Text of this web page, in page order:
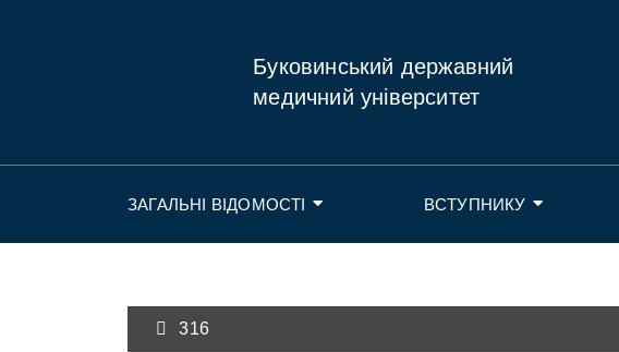
Буковинський державний
медичний університет
ЗАГАЛЬНІ ВІДОМОСТІ ВСТУПНИКУ
316